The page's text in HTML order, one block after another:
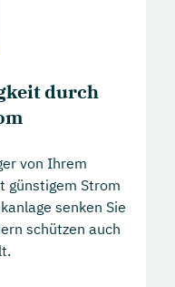
durch
von Ihrem
günstigem Strom
senken Sie
schützen auch